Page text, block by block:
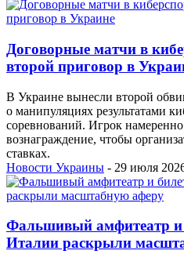
Договорные матчи в
второй приговор в
В Украине вынесли второй
о манипуляциях результатами
соревнований. Игрок
вознаграждение, чтобы
ставках.
Новости Украины - 29 июля
Фальшивый амфитеатр и
Италии раскрыли